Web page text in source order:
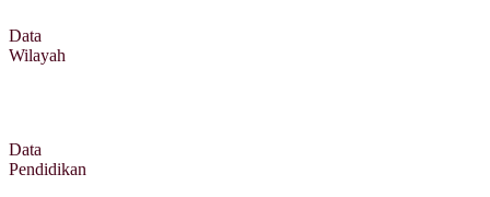
Data
Wilayah
Data
Pendidikan